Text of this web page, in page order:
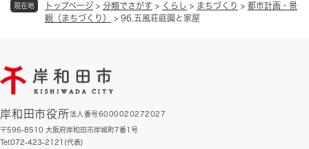
現在地 トップページ > 分類でさがす > くらし > まちづくり > 都市計画・景
観（まちづくり）
> 96.五風荘庭園と家屋
岸和田市役所法人番号6000020272027
〒596-8510 大阪府岸和田市岸城町7番1号
Tel:072-423-2121(代表)